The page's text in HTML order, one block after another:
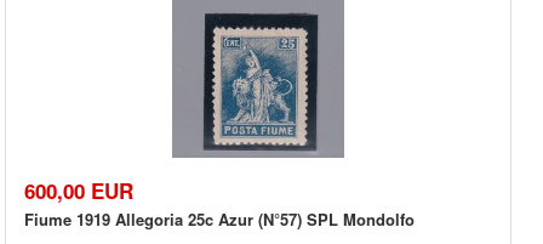
600,00 EUR
Fiume 1919 Allegoria 25c Azur (N°57) SPL Mondolfo